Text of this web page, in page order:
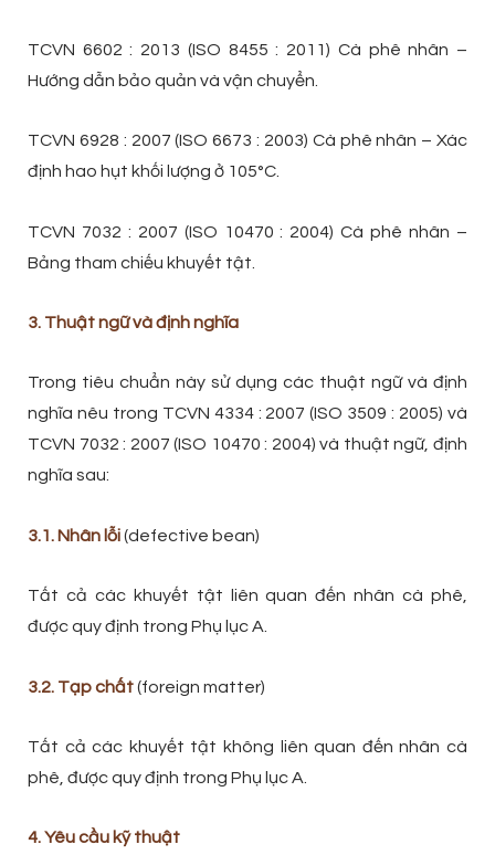
TCVN 6602 : 2013 (ISO 8455 : 2011) Cà phê nhân –
Hướng dẫn bảo quản và vận chuyển.
TCVN 6928 : 2007 (ISO 6673 : 2003) Cà phê nhân – Xác
định hao hụt khối lượng ở 105°C.
TCVN 7032 : 2007 (ISO 10470 : 2004) Cà phê nhân –
Bảng tham chiếu khuyết tật.
3. Thuật ngữ và định nghĩa
Trong tiêu chuẩn này sử dụng các thuật ngữ và định
nghĩa nêu trong TCVN 4334 : 2007 (ISO 3509 : 2005) và
TCVN 7032 : 2007 (ISO 10470 : 2004) và thuật ngữ, định
nghĩa sau:
3.1. Nhân lỗi(defective bean)
Tất cả các khuyết tật liên quan đến nhân cà phê,
được quy định trong Phụ lục A.
3.2. Tạp chất(foreign matter)
Tất cả các khuyết tật không liên quan đến nhân cà
phê, được quy định trong Phụ lục A.
4. Yêu cầu kỹ thuật